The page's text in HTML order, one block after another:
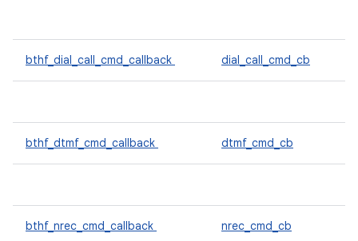
bthf_dial_call_cmd_callback dial_call_cmd_cb
bthf_dtmf_cmd_callback dtmf_cmd_cb
bthf_nrec_cmd_callback nrec_cmd_cb